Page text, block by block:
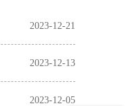
2023-12-21
2023-12-13
2023-12-05